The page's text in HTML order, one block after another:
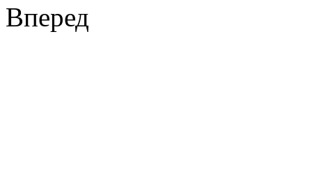
Вперед